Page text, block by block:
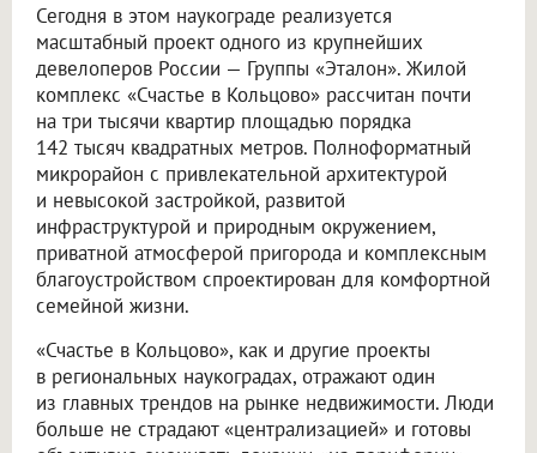
Сегодня в этом наукограде реализуется
масштабный проект одного из крупнейших
девелоперов России — Группы «Эталон». Жилой
комплекс «Счастье в Кольцово» рассчитан почти
на три тысячи квартир площадью порядка
142 тысяч квадратных метров. Полноформатный
микрорайон с привлекательной архитектурой
и невысокой застройкой, развитой
инфраструктурой и природным окружением,
приватной атмосферой пригорода и комплексным
благоустройством спроектирован для комфортной
семейной жизни.
«Счастье в Кольцово», как и другие проекты
в региональных наукоградах, отражают один
из главных трендов на рынке недвижимости. Люди
больше не страдают «централизацией» и готовы